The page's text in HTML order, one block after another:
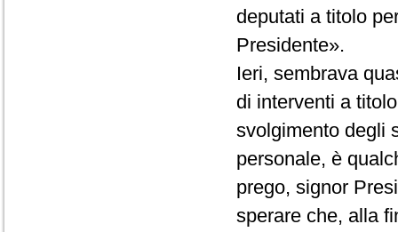
deputati a titolo
Presidente».
Ieri, sembrava
di interventi a
svolgimento degli
personale, è
prego, signor
sperare che, alla